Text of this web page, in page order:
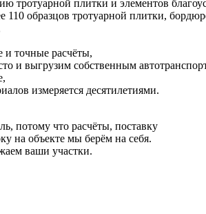
тротуарной плитки и элементов
110 образцов тротуарной плитки,
и точные расчёты,
и выгрузим собственным
измеряется десятилетиями.
потому что расчёты, поставку
на объекте мы берём на себя.
ваши участки.